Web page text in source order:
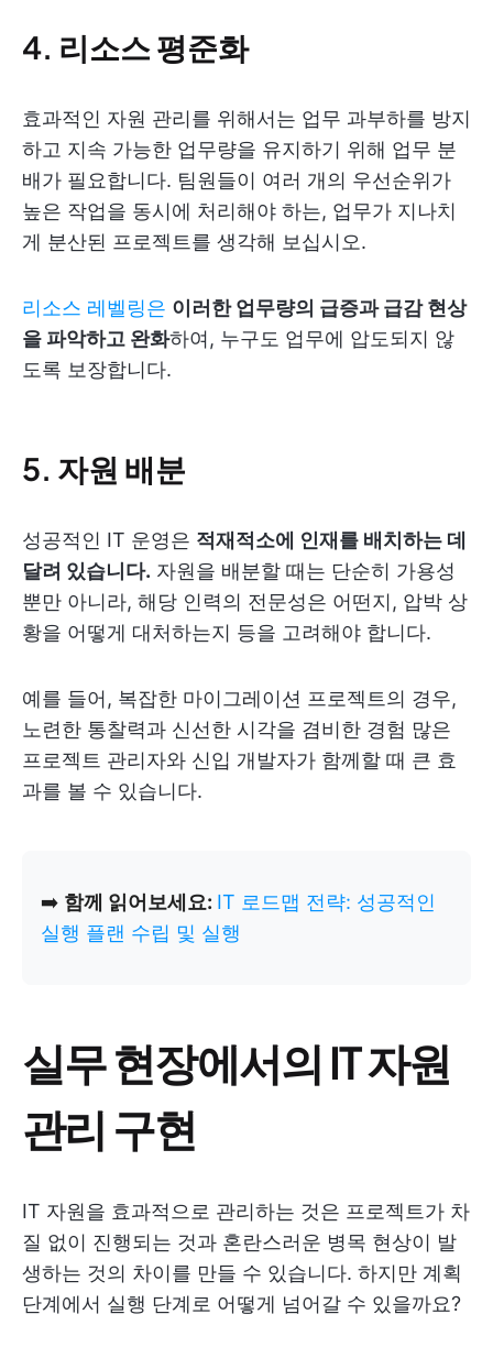
4. 리소스 평준화
효과적인 자원 관리를 위해서는 업무 과부하를 방지
하고 지속 가능한 업무량을 유지하기 위해 업무 분
배가 필요합니다. 팀원들이 여러 개의 우선순위가
높은 작업을 동시에 처리해야 하는, 업무가 지나치
게 분산된 프로젝트를 생각해 보십시오.
리소스 레벨링은 이러한 업무량의 급증과 급감 현상
을 파악하고 완화하여, 누구도 업무에 압도되지 않
도록 보장합니다.
5. 자원 배분
성공적인 IT 운영은 적재적소에 인재를 배치하는 데
달려 있습니다. 자원을 배분할 때는 단순히 가용성
뿐만 아니라, 해당 인력의 전문성은 어떤지, 압박 상
황을 어떻게 대처하는지 등을 고려해야 합니다.
예를 들어, 복잡한 마이그레이션 프로젝트의 경우,
노련한 통찰력과 신선한 시각을 겸비한 경험 많은
프로젝트 관리자와 신입 개발자가 함께할 때 큰 효
과를 볼 수 있습니다.
➡️ 함께 읽어보세요: IT 로드맵 전략: 성공적인
실행 플랜 수립 및 실행
실무 현장에서의 IT 자원
관리 구현
IT 자원을 효과적으로 관리하는 것은 프로젝트가 차
질 없이 진행되는 것과 혼란스러운 병목 현상이 발
생하는 것의 차이를 만들 수 있습니다. 하지만 계획
단계에서 실행 단계로 어떻게 넘어갈 수 있을까요?